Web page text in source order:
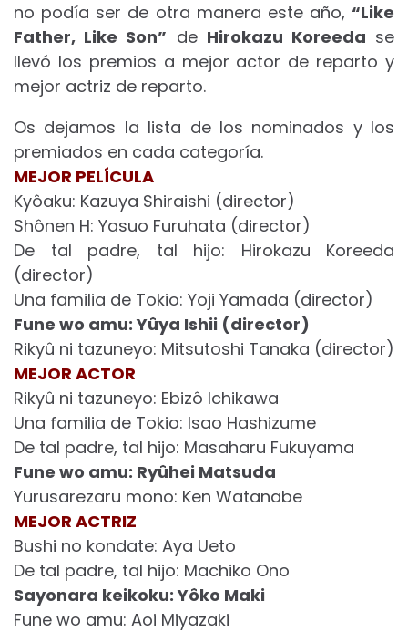
no podía ser de otra manera este año, “Like
Father, Like Son” de Hirokazu Koreeda se
llevó los premios a mejor actor de reparto y
mejor actriz de reparto.
Os dejamos la lista de los nominados y los
premiados en cada categoría.
MEJOR PELÍCULA
Kyôaku: Kazuya Shiraishi (director)
Shônen H: Yasuo Furuhata (director)
De tal padre, tal hijo: Hirokazu Koreeda
(director)
Una familia de Tokio: Yoji Yamada (director)
Fune wo amu: Yûya Ishii (director)
Rikyû ni tazuneyo: Mitsutoshi Tanaka (director)
MEJOR ACTOR
Rikyû ni tazuneyo: Ebizô Ichikawa
Una familia de Tokio: Isao Hashizume
De tal padre, tal hijo: Masaharu Fukuyama
Fune wo amu: Ryûhei Matsuda
Yurusarezaru mono: Ken Watanabe
MEJOR ACTRIZ
Bushi no kondate: Aya Ueto
De tal padre, tal hijo: Machiko Ono
Sayonara keikoku: Yôko Maki
Fune wo amu: Aoi Miyazaki